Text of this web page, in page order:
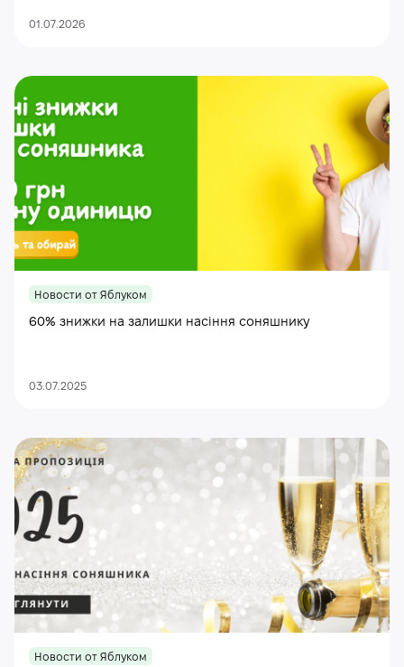
01.07.2026
Новости от Яблуком
60% знижки на залишки насіння соняшнику
03.07.2025
Новости от Яблуком